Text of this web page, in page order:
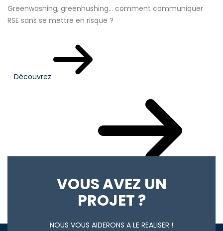
Greenwashing, greenhushing… comment communiquer
RSE sans se mettre en risque ?
Découvrez
VOUS AVEZ UN
PROJET ?
NOUS VOUS AIDERONS A LE REALISER !